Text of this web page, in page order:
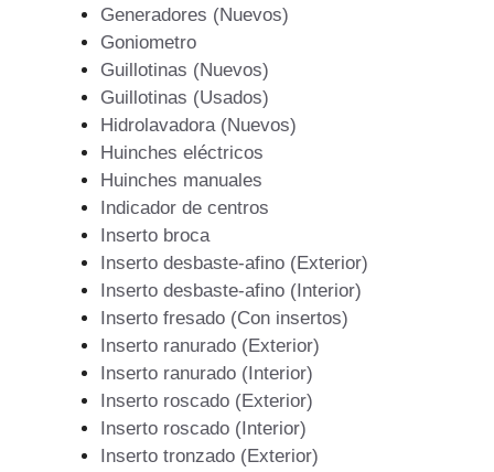
Generadores (Nuevos)
Goniometro
Guillotinas (Nuevos)
Guillotinas (Usados)
Hidrolavadora (Nuevos)
Huinches eléctricos
Huinches manuales
Indicador de centros
Inserto broca
Inserto desbaste-afino (Exterior)
Inserto desbaste-afino (Interior)
Inserto fresado (Con insertos)
Inserto ranurado (Exterior)
Inserto ranurado (Interior)
Inserto roscado (Exterior)
Inserto roscado (Interior)
Inserto tronzado (Exterior)